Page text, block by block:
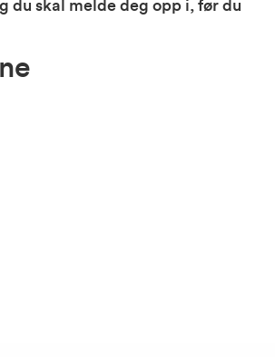
du skal melde deg opp i, før du